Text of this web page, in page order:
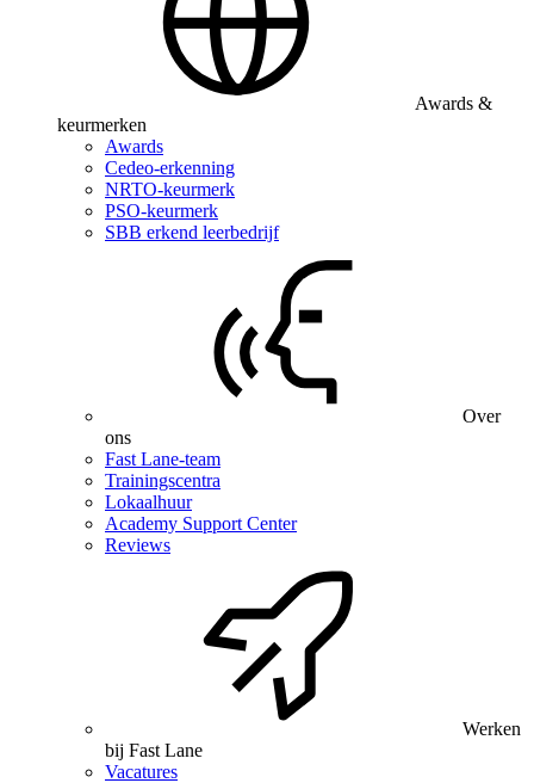
Awards &
keurmerken
Awards
Cedeo-erkenning
NRTO-keurmerk
PSO-keurmerk
SBB erkend leerbedrijf
Over
ons
Fast Lane-team
Trainingscentra
Lokaalhuur
Academy Support Center
Reviews
Werken
bij Fast Lane
Vacatures